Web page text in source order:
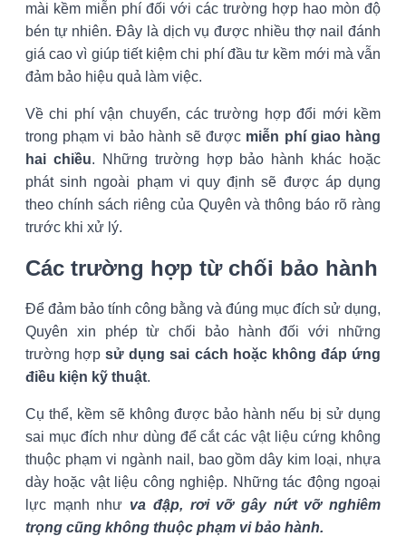
mài kềm miễn phí đối với các trường hợp hao mòn độ
bén tự nhiên. Đây là dịch vụ được nhiều thợ nail đánh
giá cao vì giúp tiết kiệm chi phí đầu tư kềm mới mà vẫn
đảm bảo hiệu quả làm việc.
Về chi phí vận chuyển, các trường hợp đổi mới kềm
trong phạm vi bảo hành sẽ được miễn phí giao hàng
hai chiều. Những trường hợp bảo hành khác hoặc
phát sinh ngoài phạm vi quy định sẽ được áp dụng
theo chính sách riêng của Quyên và thông báo rõ ràng
trước khi xử lý.
Các trường hợp từ chối bảo hành
Để đảm bảo tính công bằng và đúng mục đích sử dụng,
Quyên xin phép từ chối bảo hành đối với những
trường hợpsử dụng sai cách hoặc không đáp ứng
điều kiện kỹ thuật.
Cụ thể, kềm sẽ không được bảo hành nếu bị sử dụng
sai mục đích như dùng để cắt các vật liệu cứng không
thuộc phạm vi ngành nail, bao gồm dây kim loại, nhựa
dày hoặc vật liệu công nghiệp. Những tác động ngoại
lực mạnh như va đập, rơi vỡ gây nứt vỡ nghiêm
trọng cũng không thuộc phạm vi bảo hành.